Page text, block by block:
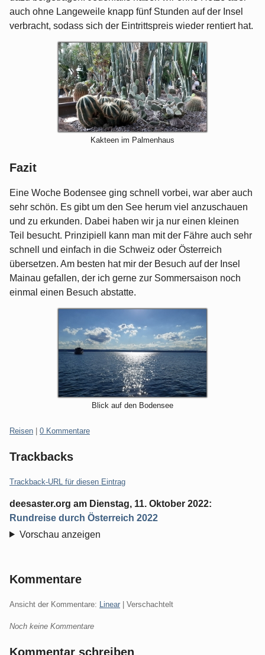
auch ohne Langeweile knapp fünf Stunden auf der Insel
verbracht, sodass sich der Eintrittspreis wieder rentiert hat.
Kakteen im Palmenhaus
Fazit
Eine Woche Bodensee ging schnell vorbei, war aber auch
sehr schön. Es gibt um den See herum viel anzuschauen
und zu erkunden. Dabei haben wir ja nur einen kleinen
Teil besucht. Prinzipiell kann man mit der Fähre auch sehr
schnell und einfach in die Schweiz oder Österreich
übersetzen. Am besten hat mir der Besuch auf der Insel
Mainau gefallen, der ich gerne zur Sommersaison noch
einmal einen Besuch abstatte.
Blick auf den Bodensee
Kategorien:
Reisen | 0 Kommentare
Trackbacks
Trackback-URL für diesen Eintrag
deesaster.org am Dienstag, 11. Oktober 2022:
Rundreise durch Österreich 2022
Vorschau anzeigen
Kommentare
Ansicht der Kommentare: Linear | Verschachtelt
Noch keine Kommentare
Kommentar schreiben